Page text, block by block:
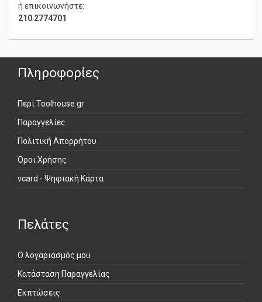
ή επικοινωνήστε:
210 2774701
Πληροφορίες
Περί Toolhouse.gr
Παραγγελίες
Πολιτική Απορρήτου
Όροι Χρήσης
vcard - Ψηφιακή Κάρτα
Πελάτες
Ο λογαριασμός μου
Κατάσταση Παραγγελίας
Εκπτώσεις